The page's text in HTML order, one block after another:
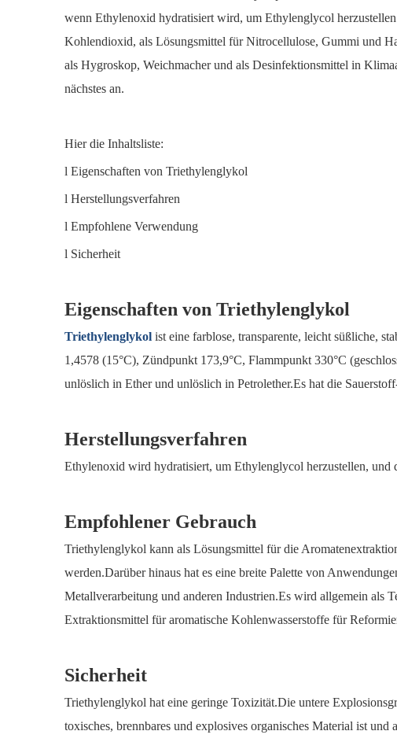
wenn Ethylenoxid hydratisiert wird, um Ethylenglycol
Kohlendioxid, als Lösungsmittel für Nitrocellulose, Gummi und
als Hygroskop, Weichmacher und als Desinfektionsmittel in
nächstes an.
Hier die Inhaltsliste:
l Eigenschaften von Triethylenglykol
l Herstellungsverfahren
l Empfohlene Verwendung
l Sicherheit
Eigenschaften von Triethylenglykol
Triethylenglykol ist eine farblose, transparente, leicht süßliche,
1,4578 (15°C), Zündpunkt 173,9°C, Flammpunkt 330°C
unlöslich in Ether und unlöslich in Petrolether.Es hat die
Herstellungsverfahren
Ethylenoxid wird hydratisiert, um Ethylenglycol herzustellen,
Empfohlener Gebrauch
Triethylenglykol kann als Lösungsmittel für die
werden.Darüber hinaus hat es eine breite Palette von
Metallverarbeitung und anderen Industrien.Es wird allgemein
Extraktionsmittel für aromatische Kohlenwasserstoffe für
Sicherheit
Triethylenglykol hat eine geringe Toxizität.Die untere
toxisches, brennbares und explosives organisches Material ist